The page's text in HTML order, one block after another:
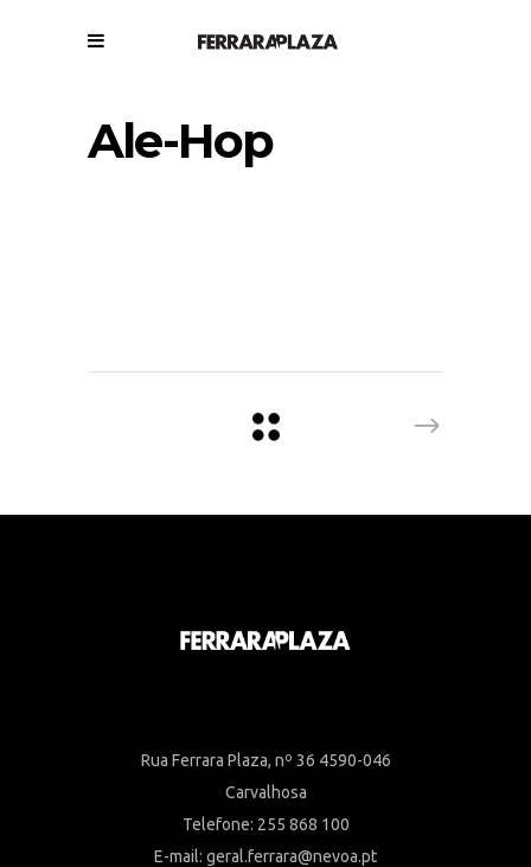
Ale-Hop
Rua Ferrara Plaza, nº 36 4590-046
Carvalhosa
Telefone: 255 868 100
E-mail: geral.ferrara@nevoa.pt